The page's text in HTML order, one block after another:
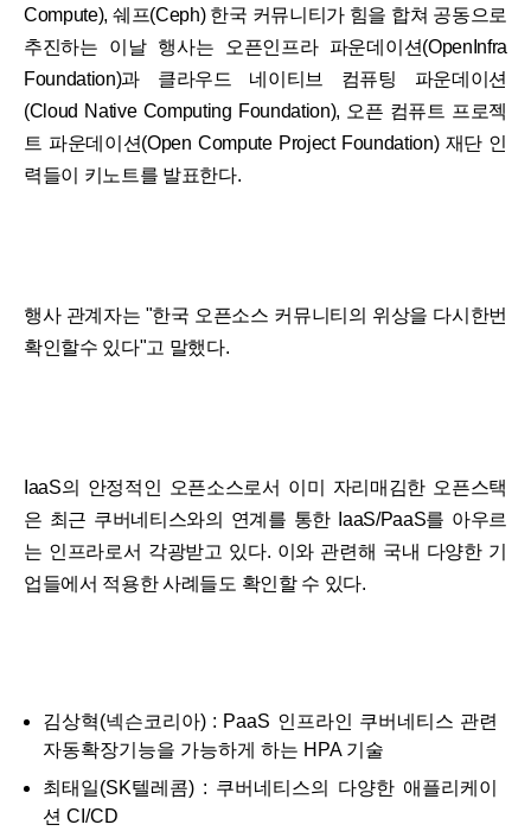
Compute), 쉐프(Ceph) 한국 커뮤니티가 힘을 합쳐 공동으로
추진하는 이날 행사는 오픈인프라 파운데이션(OpenInfra
Foundation)과 클라우드 네이티브 컴퓨팅 파운데이션
(Cloud Native Computing Foundation), 오픈 컴퓨트 프로젝
트 파운데이션(Open Compute Project Foundation) 재단 인
력들이 키노트를 발표한다.
행사 관계자는 "한국 오픈소스 커뮤니티의 위상을 다시한번
확인할수 있다"고 말했다.
IaaS의 안정적인 오픈소스로서 이미 자리매김한 오픈스택
은 최근 쿠버네티스와의 연계를 통한 IaaS/PaaS를 아우르
는 인프라로서 각광받고 있다. 이와 관련해 국내 다양한 기
업들에서 적용한 사례들도 확인할 수 있다.
김상혁(넥슨코리아) : PaaS 인프라인 쿠버네티스 관련
자동확장기능을 가능하게 하는 HPA 기술
최태일(SK텔레콤) : 쿠버네티스의 다양한 애플리케이
션 CI/CD